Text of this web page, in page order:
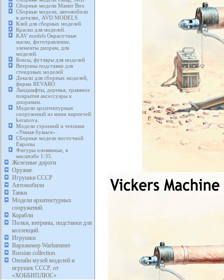
Сборные модели Master Box
Сборные модели, автомобили
в деталях, AVD MODELS.
Клей для сборных моделей.
Краски для моделей.
KAV models Окрасочные
маски, фототравление,
элементы диорам, для
моделей.
Боксы, футляры для моделей
Витрины подставки для
стендовых моделей
Декали для сборных моделей,
фирма REVARO
Ландшафты, деревья, травяное
покрытия аксессуары к
диорамам.
Модели архитектурных
сооружений из мини кирпичей
keranova.
Модели строений и техники
«Умная бумага».
Сборные модели восточной
Европы.
Фигуры оловянные, в
масштабе 1:35.
Железные дороги
Оружие
Игрушки СССР
Автомобили
Танки
Модели архитектурных
сооружений.
Корабли
Полки, витрины, подставки для
коллекций.
Игрушки
Вархаммер Warhammer
Russian collection.
Онлайн музей моделей и
игрушек СССР, от
«ХОББИПЛЮС»